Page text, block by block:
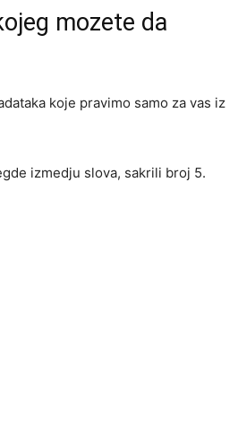
mozete da
koje pravimo samo za vas iz
izmedju slova, sakrili broj 5.